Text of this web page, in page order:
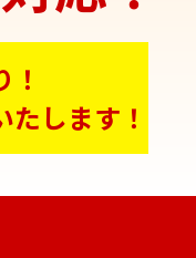
します！